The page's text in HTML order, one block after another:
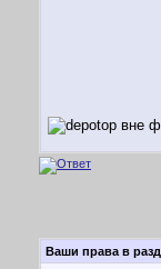
Ваши права в